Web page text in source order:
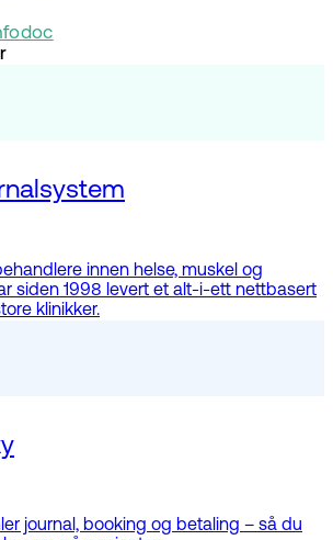
innen helse, muskel og
siden 1998 levert et alt-i-ett nettbasert
klinikker.
journal, booking og betaling – så du